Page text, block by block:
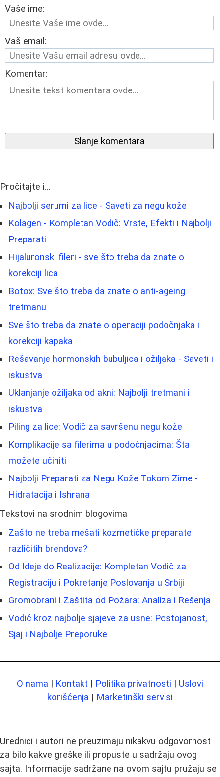
Vaše ime:
Vaš email:
Komentar:
Slanje komentara
Pročitajte i...
Najbolji serumi za lice - Saveti za negu kože
Kolagen - Kompletan Vodič: Vrste, Efekti i Najbolji
Preparati
Hijaluronski fileri - sve što treba da znate o
korekciji lica
Botox: Sve što treba da znate o anti-ageing
tretmanu
Sve što treba da znate o operaciji podočnjaka i
korekciji kapaka
Rešavanje hormonskih bubuljica i ožiljaka - Saveti i
iskustva
Uklanjanje ožiljaka od akni: Najbolji tretmani i
iskustva
Piling za lice: Vodič za savršenu negu kože
Komplikacije sa filerima u podočnjacima: Šta
možete učiniti
Najbolji Preparati za Negu Kože Tokom Zime -
Hidratacija i Ishrana
Tekstovi na srodnim blogovima
Zašto ne treba mešati kozmetičke preparate
različitih brendova?
Od Ideje do Realizacije: Kompletan Vodič za
Registraciju i Pokretanje Poslovanja u Srbiji
Gromobrani i Zaštita od Požara: Analiza i Rešenja
Vodič kroz najbolje sjajeve za usne: Postojanost,
Sjaj i Najbolje Preporuke
O nama | Kontakt | Politika privatnosti | Uslovi
korišćenja | Marketinški servisi
Urednici i autori ne preuzimaju nikakvu odgovornost
za bilo kakve greške ili propuste u sadržaju ovog
sajta. Informacije sadržane na ovom sajtu pružaju se